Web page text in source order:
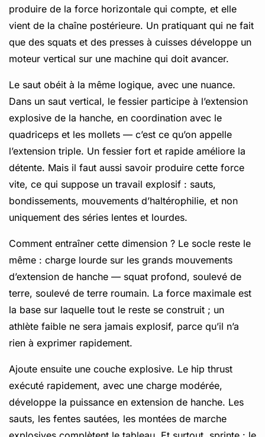
produire de la force horizontale qui compte, et elle
vient de la chaîne postérieure. Un pratiquant qui ne fait
que des squats et des presses à cuisses développe un
moteur vertical sur une machine qui doit avancer.
Le saut obéit à la même logique, avec une nuance.
Dans un saut vertical, le fessier participe à l’extension
explosive de la hanche, en coordination avec le
quadriceps et les mollets — c’est ce qu’on appelle
l’extension triple. Un fessier fort et rapide améliore la
détente. Mais il faut aussi savoir produire cette force
vite, ce qui suppose un travail explosif : sauts,
bondissements, mouvements d’haltérophilie, et non
uniquement des séries lentes et lourdes.
Comment entraîner cette dimension ? Le socle reste le
même : charge lourde sur les grands mouvements
d’extension de hanche — squat profond, soulevé de
terre, soulevé de terre roumain. La force maximale est
la base sur laquelle tout le reste se construit ; un
athlète faible ne sera jamais explosif, parce qu’il n’a
rien à exprimer rapidement.
Ajoute ensuite une couche explosive. Le hip thrust
exécuté rapidement, avec une charge modérée,
développe la puissance en extension de hanche. Les
sauts, les fentes sautées, les montées de marche